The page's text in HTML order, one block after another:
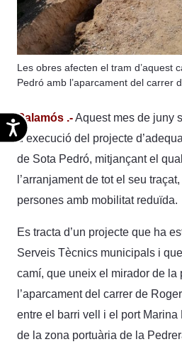
Accesibilidad
Les obres afecten el tram d’aquest
Pedró amb l’aparcament del carrer
Palamós .-Aquest mes de juny
d’execució del projecte
de Sota Pedró, mitjançant el
l’arranjament de tot el seu
persones amb mobilitat reduïda.
Es tracta d’un projecte que ha
Serveis Tècnics municipals i
camí, que uneix el mirador de la
l’aparcament del carrer de
entre el barri vell i el port Marina
de la zona portuària de la